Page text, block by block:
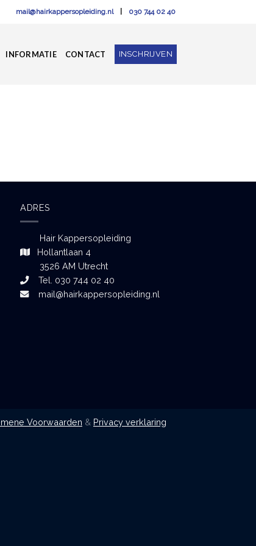
mail@hairkappersopleiding.nl 030 744 02 40
INFORMATIE CONTACT INSCHRIJVEN
ADRES
Hair Kappersopleiding
Hollantlaan 4
3526 AM Utrecht
Tel. 030 744 02 40
mail@hairkappersopleiding.nl
Voorwaarden & Privacy verklaring